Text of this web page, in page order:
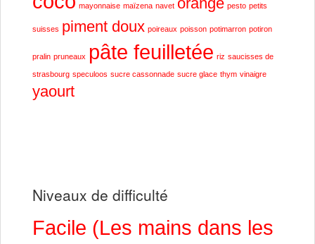
mayonnaise maïzena navet pesto petits
suisses piment doux poireaux poisson potimarron potiron
pralin pruneaux pâte feuilletée riz saucisses de
strasbourg speculoos sucre cassonnade sucre glace thym vinaigre
yaourt
Niveaux de difficulté
Facile (Les mains dans les